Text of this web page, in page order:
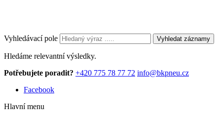
Vyhledávací pole Vyhledat záznamy
Hledáme relevantní výsledky.
Potřebujete poradit? +420 775 78 77 72 info@bkpneu.cz
Facebook
Hlavní menu